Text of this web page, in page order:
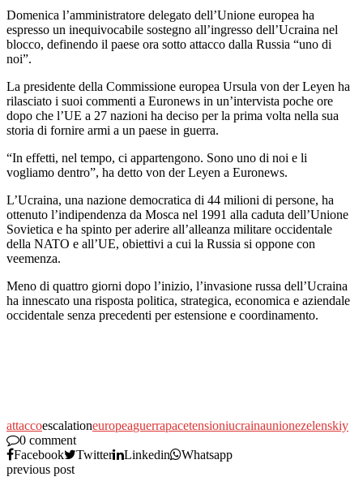
Domenica l’amministratore delegato dell’Unione europea ha
espresso un inequivocabile sostegno all’ingresso dell’Ucraina nel
blocco, definendo il paese ora sotto attacco dalla Russia “uno di
noi”.
La presidente della Commissione europea Ursula von der Leyen ha
rilasciato i suoi commenti a Euronews in un’intervista poche ore
dopo che l’UE a 27 nazioni ha deciso per la prima volta nella sua
storia di fornire armi a un paese in guerra.
“In effetti, nel tempo, ci appartengono. Sono uno di noi e li
vogliamo dentro”, ha detto von der Leyen a Euronews.
L’Ucraina, una nazione democratica di 44 milioni di persone, ha
ottenuto l’indipendenza da Mosca nel 1991 alla caduta dell’Unione
Sovietica e ha spinto per aderire all’alleanza militare occidentale
della NATO e all’UE, obiettivi a cui la Russia si oppone con
veemenza.
Meno di quattro giorni dopo l’inizio, l’invasione russa dell’Ucraina
ha innescato una risposta politica, strategica, economica e aziendale
occidentale senza precedenti per estensione e coordinamento.
attaccoescalationeuropeaguerrapacetensioniucrainaunionezelenskiy
0 comment
Facebook
Twitter Linkedin
Whatsapp
previous post